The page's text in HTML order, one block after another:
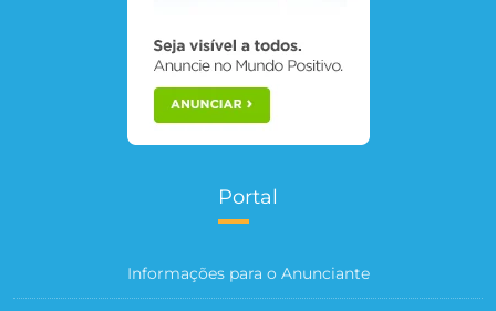
Portal
Informações para o Anunciante